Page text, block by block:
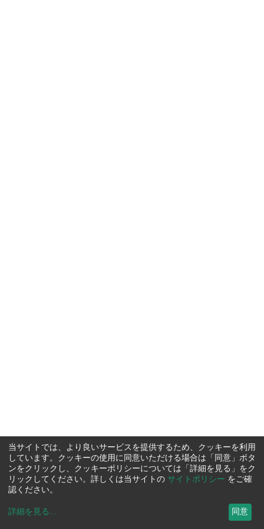
当サイトでは、より良いサービスを提供するため、クッキーを利用
しています。クッキーの使用に同意いただける場合は「同意」ボタ
ンをクリックし、クッキーポリシーについては「詳細を見る」をク
リックしてください。詳しくは当サイトの サイトポリシー をご確
認ください。
詳細を見る ... 同意